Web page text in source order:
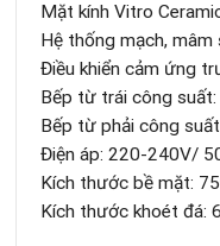
Mặt kính Vitro
Hệ thống mạch,
Điều khiển cảm ứng
Bếp từ trái công
Bếp từ phải công
Điện áp: 220-240V/
Kích thước bề mặt:
Kích thước khoét đá: